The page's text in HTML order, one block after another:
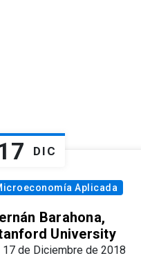
DIC
Aplicada
Barahona,
University
17 de Diciembre de 2018